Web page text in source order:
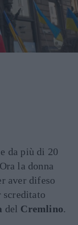
da più di 20
la donna
aver difeso
screditato
del Cremlino.